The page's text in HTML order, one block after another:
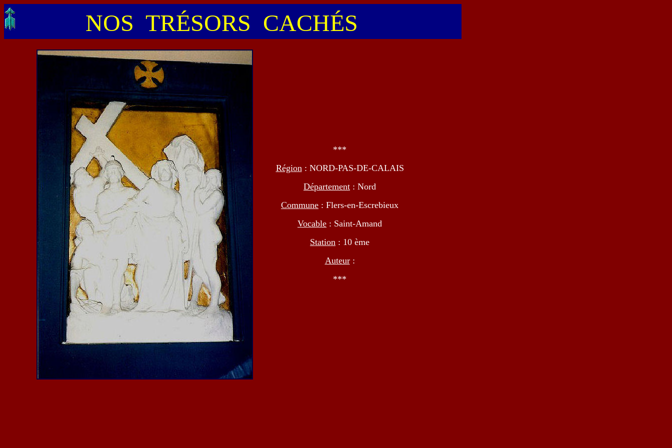
NOS TRÉSORS CACHÉS
***
Région: NORD-PAS-DE-CALAIS
Département : Nord
Commune : Flers-en-Escrebieux
Vocable : Saint-Amand
Station : 10 ème
Auteur:
***